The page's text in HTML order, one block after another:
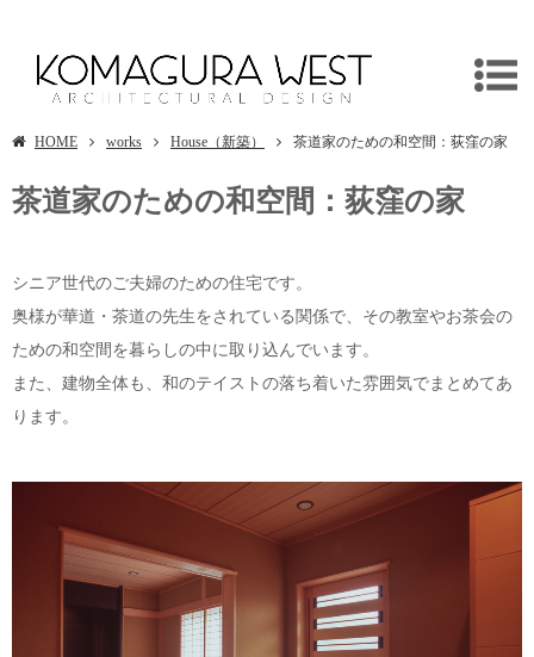
HOME works House（新築） 茶道家のための和空間：荻窪の家
茶道家のための和空間：荻窪の家
シニア世代のご夫婦のための住宅です。
奥様が華道・茶道の先生をされている関係で、その教室やお茶会の
ための和空間を暮らしの中に取り込んでいます。
また、建物全体も、和のテイストの落ち着いた雰囲気でまとめてあ
ります。